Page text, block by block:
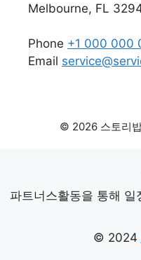
Melbourne, FL
Phone +1 000 000
Email
© 2026 스토리
파트너스활동을 통해
© 2024